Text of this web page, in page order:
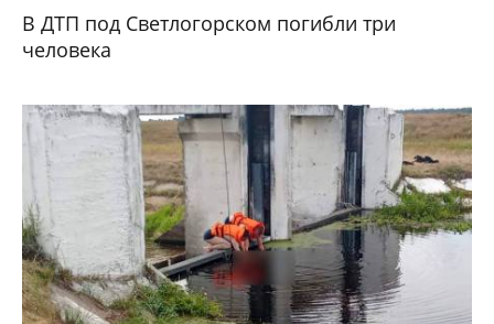
В ДТП под Светлогорском погибли три
человека